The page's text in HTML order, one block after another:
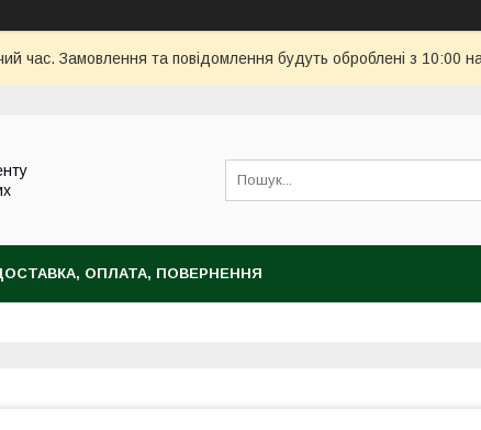
час. Замовлення та повідомлення будуть оброблені з 10:00
ОПЛАТА, ПОВЕРНЕННЯ